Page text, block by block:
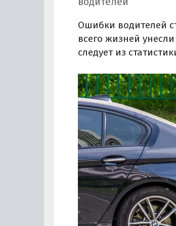
Ошибки водителей
всего жизней
следует из